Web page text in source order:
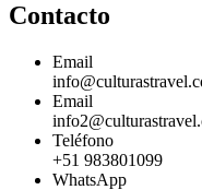
Contacto
Email
Email
Teléfono
+51 983801099
WhatsApp